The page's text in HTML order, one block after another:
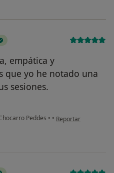
empática y
que yo he notado una
sesiones.
Peddes • • en opinión del
Reportar